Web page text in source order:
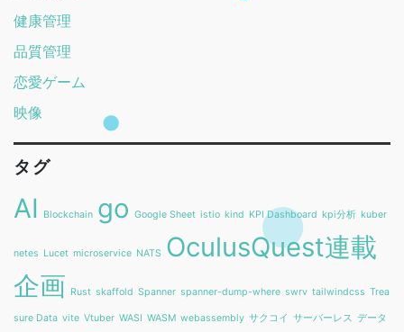
健康管理
品質管理
恋愛ゲーム
映像
タグ
AI Blockchain go Google Sheet istio kind KPI Dashboard kpi分析 kuber
netes Lucet microservice NATS OculusQuest連載
企画 Rust skaffold Spanner spanner-dump-where swrv tailwindcss Trea
sure Data vite Vtuber WASI WASM webassembly サクコイ サーバーレス データ